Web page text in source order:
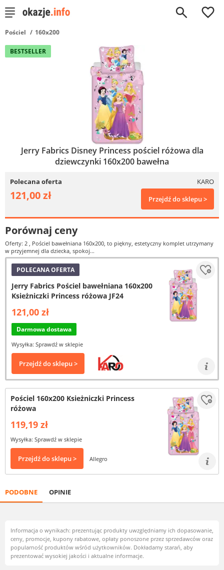
0
Pościel 160x200
BESTSELLER
Jerry Fabrics Disney Princess pościel różowa dla
dziewczynki 160x200 bawełna
Polecana oferta KARO
121,00 zł Przejdź do sklepu >
Porównaj ceny
Oferty: 2 , Pościel bawełniana 160x200, to piękny, estetyczny komplet utrzymany
w przyjemnej dla dziecka, spokoj...
POLECANA OFERTA
Jerry Fabrics Pościel bawełniana 160x200
Ksieżniczki Princess różowa JF24
121,00 zł
Darmowa dostawa
Wysyłka: Sprawdź w sklepie
Przejdź do sklepu >
Pościel 160x200 Ksieżniczki Princess
różowa
119,19 zł
Wysyłka: Sprawdź w sklepie
Przejdź do sklepu > Allegro
PODOBNE OPINIE
Informacja o wynikach: prezentując produkty uwzględniamy ich dopasowanie,
ceny, promocje, kupony rabatowe, opłaty ponoszone przez sprzedawców oraz
popularność produktów wśród użytkowników. Dokładamy starań, aby
prezentować wysokiej jakości i aktualne informacje.